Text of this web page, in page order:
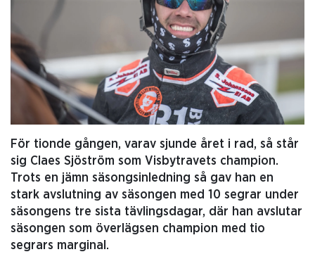
För tionde gången, varav sjunde året i rad, så står
sig Claes Sjöström som Visbytravets champion.
Trots en jämn säsongsinledning så gav han en
stark avslutning av säsongen med 10 segrar under
säsongens tre sista tävlingsdagar, där han avslutar
säsongen som överlägsen champion med tio
segrars marginal.